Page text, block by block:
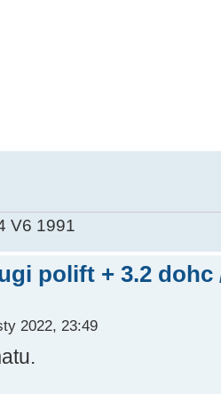
V6 1991
polift + 3.2 dohc
2022, 23:49